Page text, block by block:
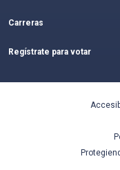
Carreras
Regístrate para votar